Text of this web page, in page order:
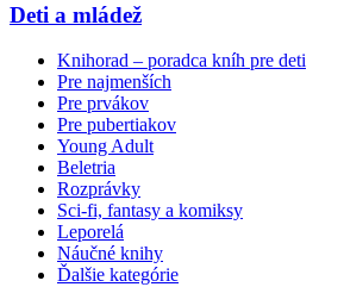
Deti a mládež
Knihorad – poradca kníh pre deti
Pre najmenších
Pre prvákov
Pre pubertiakov
Young Adult
Beletria
Rozprávky
Sci-fi, fantasy a komiksy
Leporelá
Náučné knihy
Ďalšie kategórie